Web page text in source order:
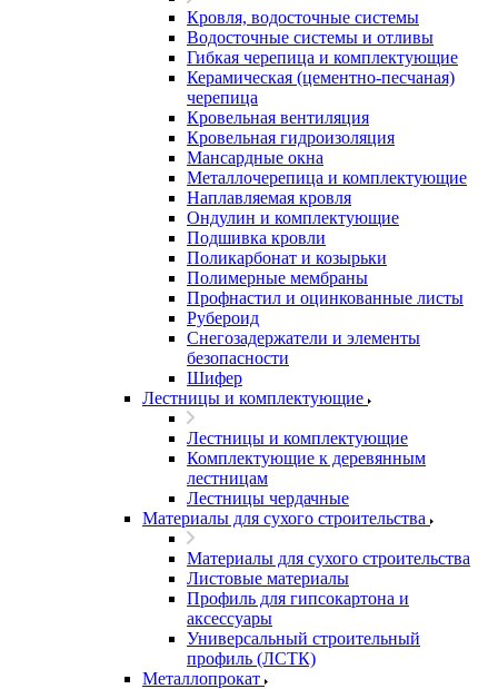
Кровля, водосточные системы
Водосточные системы и отливы
Гибкая черепица и комплектующие
Керамическая (цементно-песчаная)
черепица
Кровельная вентиляция
Кровельная гидроизоляция
Мансардные окна
Металлочерепица и комплектующие
Наплавляемая кровля
Ондулин и комплектующие
Подшивка кровли
Поликарбонат и козырьки
Полимерные мембраны
Профнастил и оцинкованные листы
Рубероид
Снегозадержатели и элементы
безопасности
Шифер
Лестницы и комплектующие
Лестницы и комплектующие
Комплектующие к деревянным
лестницам
Лестницы чердачные
Материалы для сухого строительства
Материалы для сухого строительства
Листовые материалы
Профиль для гипсокартона и
аксессуары
Универсальный строительный
профиль (ЛСТК)
Металлопрокат